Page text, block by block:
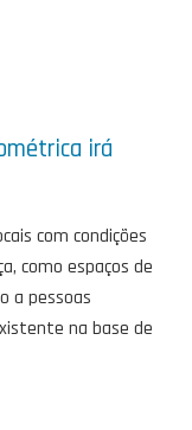
irá
com condições
como espaços de
a pessoas
na base de